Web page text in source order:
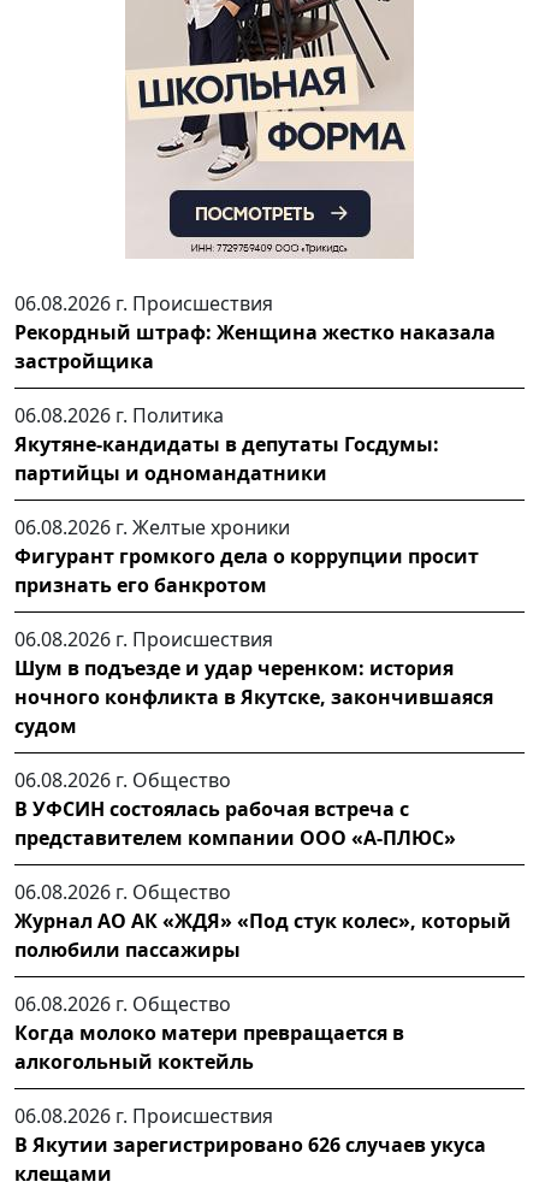
06.08.2026 г. Происшествия
Рекордный штраф: Женщина жестко наказала
застройщика
06.08.2026 г. Политика
Якутяне-кандидаты в депутаты Госдумы:
партийцы и одномандатники
06.08.2026 г. Желтые хроники
Фигурант громкого дела о коррупции просит
признать его банкротом
06.08.2026 г. Происшествия
Шум в подъезде и удар черенком: история
ночного конфликта в Якутске, закончившаяся
судом
06.08.2026 г. Общество
В УФСИН состоялась рабочая встреча с
представителем компании ООО «А-ПЛЮС»
06.08.2026 г. Общество
Журнал АО АК «ЖДЯ» «Под стук колес», который
полюбили пассажиры
06.08.2026 г. Общество
Когда молоко матери превращается в
алкогольный коктейль
06.08.2026 г. Происшествия
В Якутии зарегистрировано 626 случаев укуса
клещами